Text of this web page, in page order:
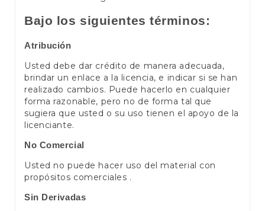
Bajo los siguientes términos:
Atribución
Usted debe dar crédito de manera adecuada,
brindar un enlace a la licencia, e indicar si se han
realizado cambios. Puede hacerlo en cualquier
forma razonable, pero no de forma tal que
sugiera que usted o su uso tienen el apoyo de la
licenciante.
No Comercial
Usted no puede hacer uso del material con
propósitos comerciales .
Sin Derivadas